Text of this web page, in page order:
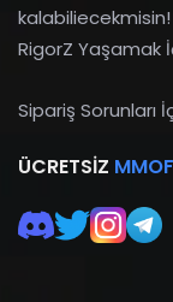
kalabiliecekmisin!
RigorZ Yaşamak
Sipariş Sorunları
ÜCRETSIZ